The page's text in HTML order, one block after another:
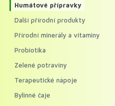
Humátové přípravky
Další přírodní produkty
Přírodní minerály a vitaminy
Probiotika
Zelené potraviny
Terapeutické nápoje
Bylinné čaje